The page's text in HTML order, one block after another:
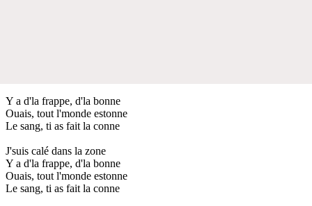
Y a d'la frappe, d'la bonne
Ouais, tout l'monde estonne
Le sang, ti as fait la conne
J'suis calé dans la zone
Y a d'la frappe, d'la bonne
Ouais, tout l'monde estonne
Le sang, ti as fait la conne